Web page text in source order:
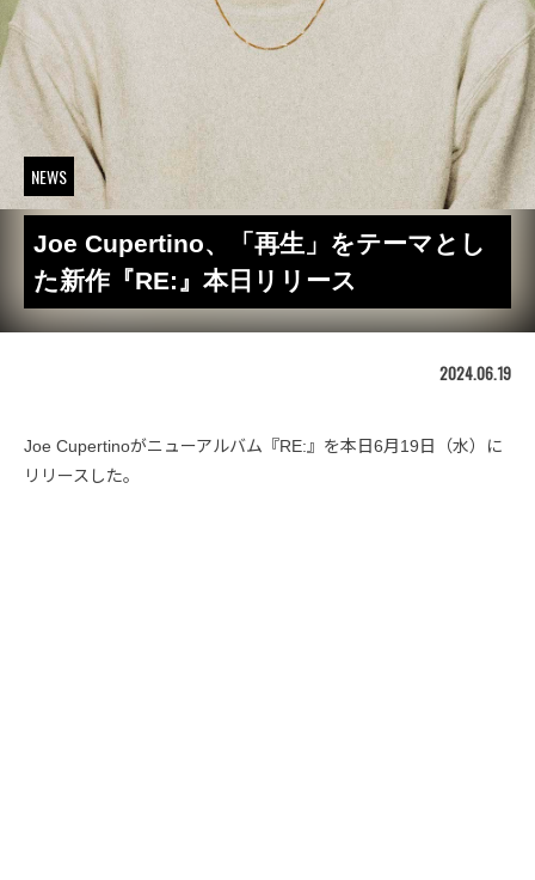
NEWS
Joe Cupertino、「再生」をテーマとし
た新作『RE:』本日リリース
2024.06.19
Joe Cupertinoがニューアルバム『RE:』を本日6月19日（水）に
リリースした。